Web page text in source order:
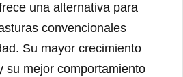
una alternativa para
convencionales
Su mayor crecimiento
su mejor comportamiento